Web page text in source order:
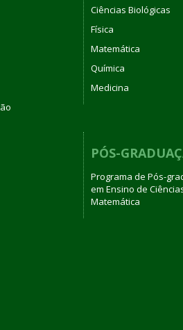
Ciências Biológicas
Física
Matemática
Química
Medicina
PÓS-
Programa de Pós-
em Ensino de
Matemática